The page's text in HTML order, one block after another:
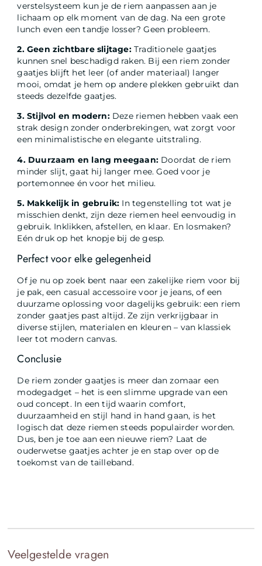
verstelsysteem kun je de riem aanpassen aan je
lichaam op elk moment van de dag. Na een grote
lunch even een tandje losser? Geen probleem.
2. Geen zichtbare slijtage:Traditionele gaatjes
kunnen snel beschadigd raken. Bij een riem zonder
gaatjes blijft het leer (of ander materiaal) langer
mooi, omdat je hem op andere plekken gebruikt dan
steeds dezelfde gaatjes.
3. Stijlvol en modern:Deze riemen hebben vaak een
strak design zonder onderbrekingen, wat zorgt voor
een minimalistische en elegante uitstraling.
4. Duurzaam en lang meegaan: Doordat de riem
minder slijt, gaat hij langer mee. Goed voor je
portemonnee én voor het milieu.
5. Makkelijk in gebruik: In tegenstelling tot wat je
misschien denkt, zijn deze riemen heel eenvoudig in
gebruik. Inklikken, afstellen, en klaar. En losmaken?
Eén druk op het knopje bij de gesp.
Perfect voor elke gelegenheid
Of je nu op zoek bent naar een zakelijke riem voor bij
je pak, een casual accessoire voor je jeans, of een
duurzame oplossing voor dagelijks gebruik: een riem
zonder gaatjes past altijd. Ze zijn verkrijgbaar in
diverse stijlen, materialen en kleuren – van klassiek
leer tot modern canvas.
Conclusie
De riem zonder gaatjes is meer dan zomaar een
modegadget – het is een slimme upgrade van een
oud concept. In een tijd waarin comfort,
duurzaamheid en stijl hand in hand gaan, is het
logisch dat deze riemen steeds populairder worden.
Dus, ben je toe aan een nieuwe riem? Laat de
ouderwetse gaatjes achter je en stap over op de
toekomst van de tailleband.
Veelgestelde vragen